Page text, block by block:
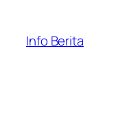
content
Info Berita